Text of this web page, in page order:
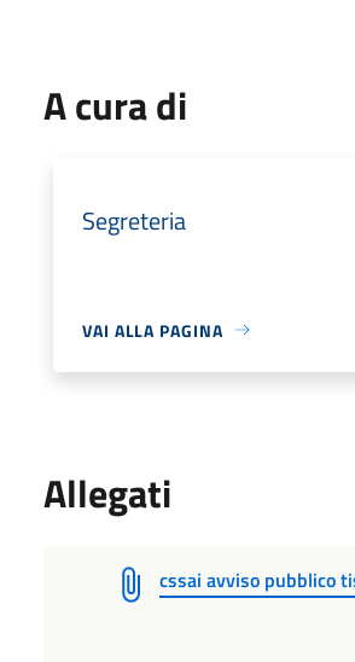
A cura di
Segreteria
VAI ALLA PAGINA
Allegati
cssai avviso pubblico